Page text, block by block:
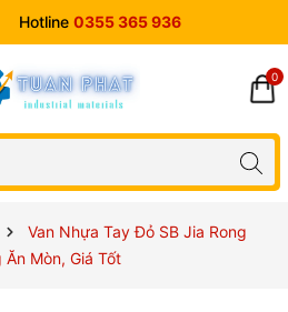
Hotline 0355 365 936
0
Van Nhựa Tay Đỏ SB Jia Rong
Ăn Mòn, Giá Tốt